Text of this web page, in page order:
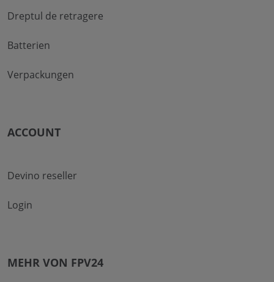
Dreptul de retragere
Batterien
Verpackungen
ACCOUNT
Devino reseller
Login
MEHR VON FPV24